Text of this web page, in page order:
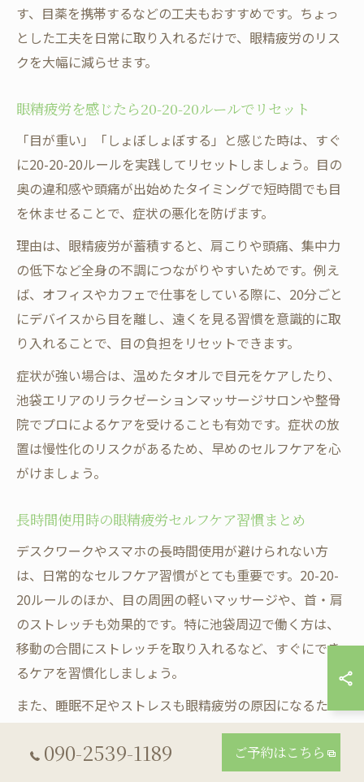
す、目薬を携帯するなどの工夫もおすすめです。ちょっ
とした工夫を日常に取り入れるだけで、眼精疲労のリス
クを大幅に減らせます。
眼精疲労を感じたら20-20-20ルールでリセット
「目が重い」「しょぼしょぼする」と感じた時は、すぐ
に20-20-20ルールを実践してリセットしましょう。目の
奥の違和感や頭痛が出始めたタイミングで短時間でも目
を休ませることで、症状の悪化を防げます。
理由は、眼精疲労が蓄積すると、肩こりや頭痛、集中力
の低下など全身の不調につながりやすいためです。例え
ば、オフィスやカフェで仕事をしている際に、20分ごと
にデバイスから目を離し、遠くを見る習慣を意識的に取
り入れることで、目の負担をリセットできます。
症状が強い場合は、温めたタオルで目元をケアしたり、
池袋エリアのリラクゼーションマッサージサロンや整骨
院でプロによるケアを受けることも有効です。症状の放
置は慢性化のリスクがあるため、早めのセルフケアを心
がけましょう。
長時間使用時の眼精疲労セルフケア習慣まとめ
デスクワークやスマホの長時間使用が避けられない方
は、日常的なセルフケア習慣がとても重要です。20-20-
20ルールのほか、目の周囲の軽いマッサージや、首・肩
のストレッチも効果的です。特に池袋周辺で働く方は、
移動の合間にストレッチを取り入れるなど、すぐにでき
るケアを習慣化しましょう。
また、睡眠不足やストレスも眼精疲労の原因になるた
め、十分な休息やリフレッシュタイムを確保することも
大切です。例えば、リラクゼーションマッサージサロン
Sheepでは、目の疲れや肩こりをトータルでケアする施
090-2539-1189 ご予約はこちら